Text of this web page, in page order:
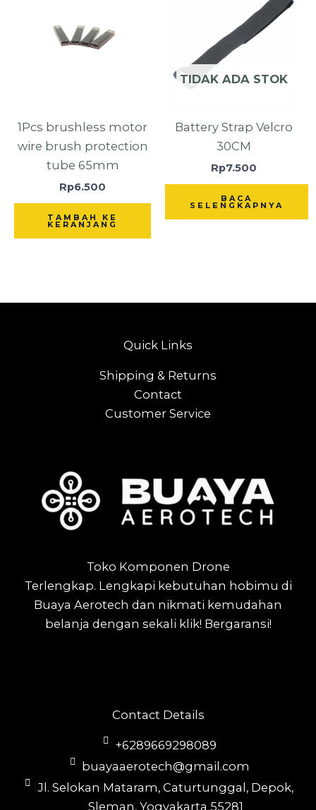
1Pcs brushless motor
wire brush protection
tube 65mm
Rp6.500
TAMBAH KE
KERANJANG
TIDAK ADA STOK
Battery Strap Velcro
30CM
Rp7.500
BACA
SELENGKAPNYA
Contact Details
+6289669298089
buayaaerotech@gmail.com
Jl. Selokan Mataram, Caturtunggal, Depok,
Sleman, Yogyakarta 55281
Toko Komponen Drone
Terlengkap. Lengkapi kebutuhan hobimu di
Buaya Aerotech dan nikmati kemudahan
belanja dengan sekali klik! Bergaransi!
Quick Links
Shipping & Returns
Contact
Customer Service